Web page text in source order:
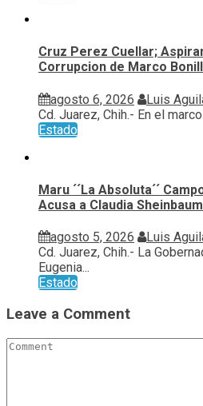
Cruz Perez Cuellar;
Corrupcion de Marco
agosto 6, 2026 Luis
Cd. Juarez, Chih.- En el
Estado
Maru ´´La Absoluta´´
Acusa a Claudia
agosto 5, 2026 Luis
Cd. Juarez, Chih.- La
Eugenia...
Estado
Leave a Comment